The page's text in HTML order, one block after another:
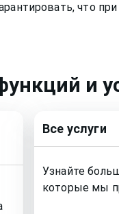
что
и
Все услуги
Узнайте
которые мы